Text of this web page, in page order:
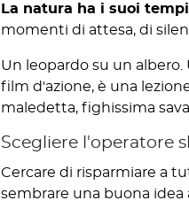
La natura ha i suoi tempi
momenti di attesa, di
Un leopardo su un
film d'azione, è una
maledetta, fighissima
Scegliere l'operatore
Cercare di risparmiare a
sembrare una buona idea